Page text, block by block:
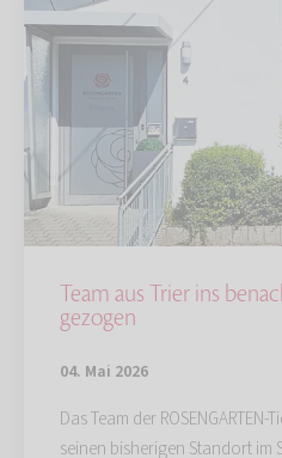
Team aus Trier ins
gezogen
04. Mai 2026
Das Team der
seinen bisherigen Standort im